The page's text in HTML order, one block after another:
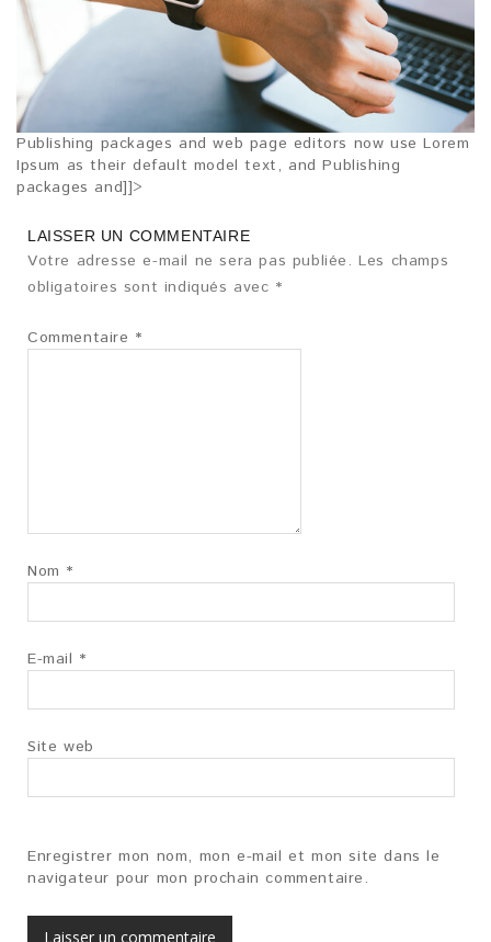
Publishing packages and web page editors now use Lorem
Ipsum as their default model text, and Publishing
packages and]]>
LAISSER UN COMMENTAIRE
Votre adresse e-mail ne sera pas publiée. Les champs
obligatoires sont indiqués avec *
Commentaire *
Nom *
E-mail *
Site web
Enregistrer mon nom, mon e-mail et mon site dans le
navigateur pour mon prochain commentaire.